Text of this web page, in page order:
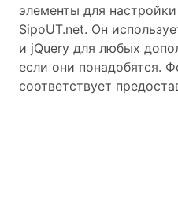
элементы для
SipoUT.net. Он
и jQuery для любых
если они понадобятся.
соответствует